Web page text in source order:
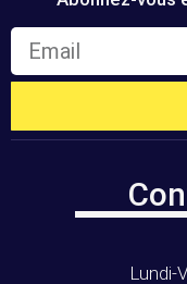
Lundi-